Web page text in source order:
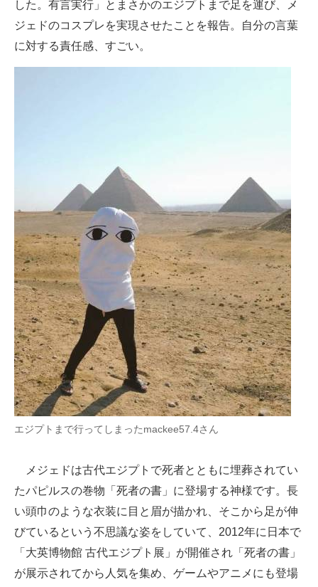
ちょっと気になるネットの話題
した。有言実行」とまさかのエジプトまで足を運び、メ
ジェドのコスプレを実現させたことを報告。自分の言葉
に対する責任感、すごい。
エジプトまで行ってしまったmackee57.4さん
メジェドは古代エジプトで死者とともに埋葬されてい
たパピルスの巻物「死者の書」に登場する神様です。長
い頭巾のような衣装に目と眉が描かれ、そこから足が伸
びているという不思議な姿をしていて、2012年に日本で
「大英博物館 古代エジプト展」が開催され「死者の書」
が展示されてから人気を集め、ゲームやアニメにも登場